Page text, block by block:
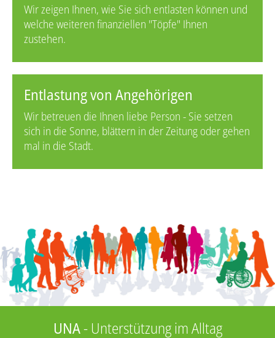
Wir zeigen Ihnen, wie Sie sich entlasten können und
welche weiteren finanziellen "Töpfe" Ihnen
zustehen.
Entlastung von Angehörigen
Wir betreuen die Ihnen liebe Person - Sie setzen
sich in die Sonne, blättern in der Zeitung oder gehen
mal in die Stadt.
UNA- Unterstützung im Alltag